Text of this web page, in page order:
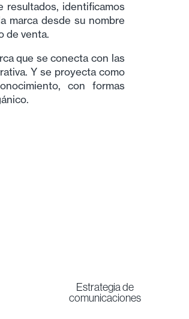
resultados, identificamos
marca desde su nombre
de venta.
que se conecta con las
Y se proyecta como
con formas
Estrategia de
comunicaciones